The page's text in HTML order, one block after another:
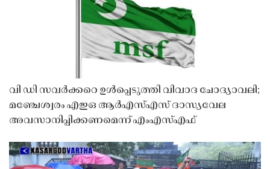
വി ഡി സവർക്കറെ ഉൾപ്പെടുത്തി വിവാദ ചോദ്യാവലി;
മഞ്ചേശ്വരം എഇഒ ആർഎസ്എസ് ദാസ്യവേല
അവസാനിപ്പിക്കണമെന്ന് എംഎസ്എഫ്